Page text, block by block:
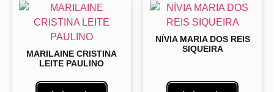
MARILAINE CRISTINA
LEITE PAULINO
NÍVIA MARIA DOS REIS
SIQUEIRA